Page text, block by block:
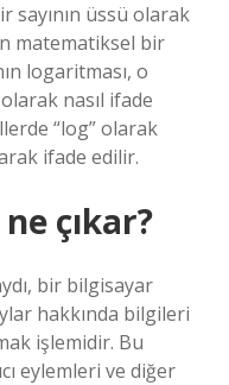
sayının üssü olarak
matematiksel bir
logaritması, o
nasıl ifade
“log” olarak
ifade edilir.
çıkar?
bir bilgisayar
hakkında bilgileri
işlemidir. Bu
eylemleri ve diğer